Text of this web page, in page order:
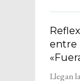
entre
Llegan
nuestro